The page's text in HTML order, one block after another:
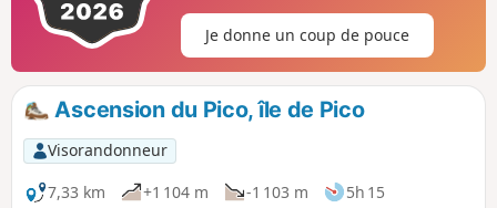
Je donne un coup de pouce
Ascension du Pico, île de Pico
Visorandonneur
7,33 km
+1 104 m -1 103 m
5h 15